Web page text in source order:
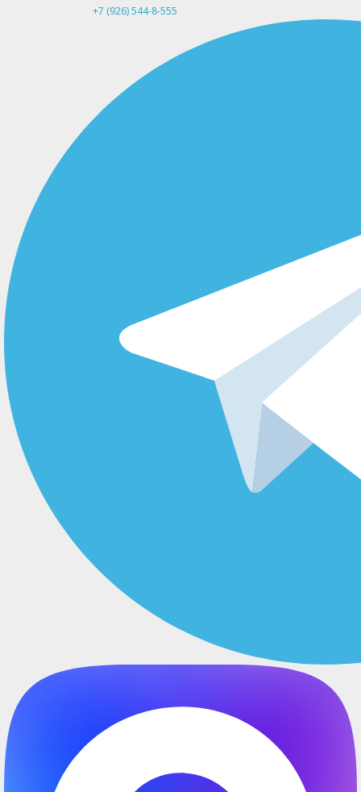
+7 (926) 544-8-555